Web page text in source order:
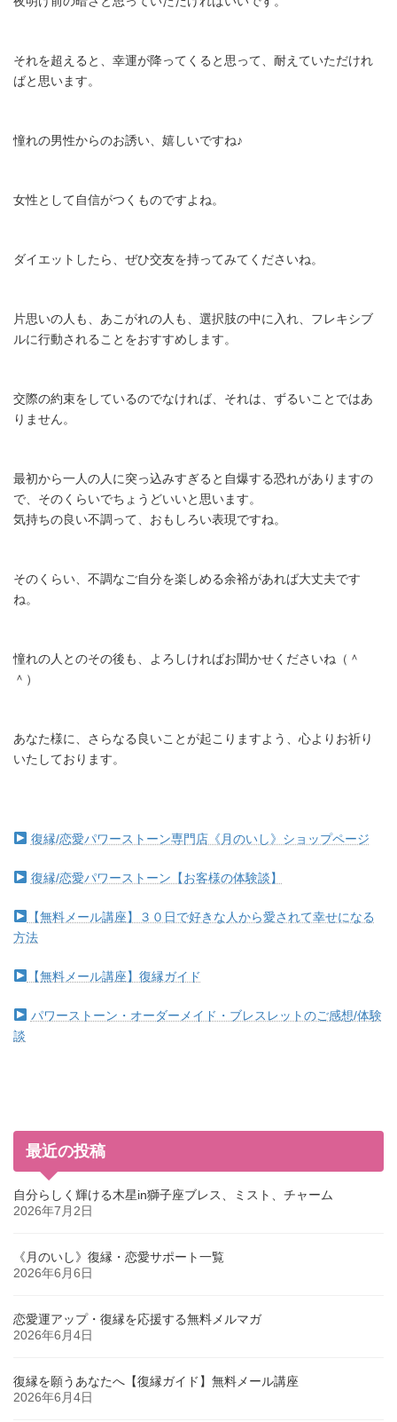
それを超えると、幸運が降ってくると思って、耐えていただけれ
ばと思います。
憧れの男性からのお誘い、嬉しいですね♪
女性として自信がつくものですよね。
ダイエットしたら、ぜひ交友を持ってみてくださいね。
片思いの人も、あこがれの人も、選択肢の中に入れ、フレキシブ
ルに行動されることをおすすめします。
交際の約束をしているのでなければ、それは、ずるいことではあ
りません。
最初から一人の人に突っ込みすぎると自爆する恐れがありますの
で、そのくらいでちょうどいいと思います。
気持ちの良い不調って、おもしろい表現ですね。
そのくらい、不調なご自分を楽しめる余裕があれば大丈夫です
ね。
憧れの人とのその後も、よろしければお聞かせくださいね（＾
＾）
あなた様に、さらなる良いことが起こりますよう、心よりお祈り
いたしております。
復縁/恋愛パワーストーン専門店《月のいし》ショップページ
復縁/恋愛パワーストーン【お客様の体験談】
【無料メール講座】３０日で好きな人から愛されて幸せになる
方法
【無料メール講座】復縁ガイド
パワーストーン・オーダーメイド・ブレスレットのご感想/体験
談
最近の投稿
自分らしく輝ける木星in獅子座ブレス、ミスト、チャーム
2026年7月2日
《月のいし》復縁・恋愛サポート一覧
2026年6月6日
恋愛運アップ・復縁を応援する無料メルマガ
2026年6月4日
復縁を願うあなたへ【復縁ガイド】無料メール講座
2026年6月4日